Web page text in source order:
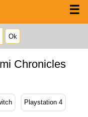
☰
Chronicles
Playstation 4